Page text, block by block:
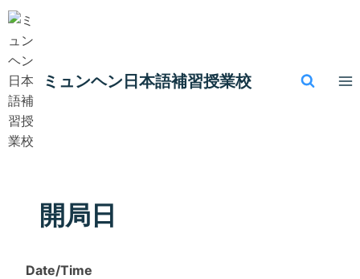
内
を
キ
ッ
プ
ミュンヘン​日本語補習授業校
開局日
Date/Time